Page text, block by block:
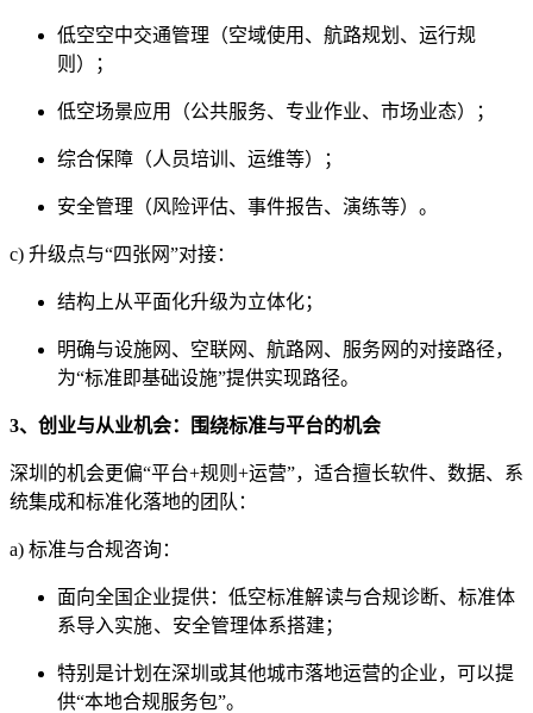
低空空中交通管理（空域使用、航路规划、运行规
则）；
低空场景应用（公共服务、专业作业、市场业态）；
综合保障（人员培训、运维等）；
安全管理（风险评估、事件报告、演练等）。
c) 升级点与“四张网”对接：
结构上从平面化升级为立体化；
明确与设施网、空联网、航路网、服务网的对接路径，
为“标准即基础设施”提供实现路径。
3、创业与从业机会：围绕标准与平台的机会
深圳的机会更偏“平台+规则+运营”，适合擅长软件、数据、系
统集成和标准化落地的团队：
a) 标准与合规咨询：
面向全国企业提供： 低空标准解读与合规诊断、标准体
系导入实施、 安全管理体系搭建；
特别是计划在深圳或其他城市落地运营的企业，可以提
供“本地合规服务包”。